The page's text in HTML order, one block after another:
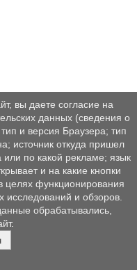
вы даете согласие на
данных (сведения о
и версия Браузера; тип
источник откуда пришел
или по какой рекламе; язык
и на какие кнопки
целях функционирования
исследований и обзоров.
обрабатывались,